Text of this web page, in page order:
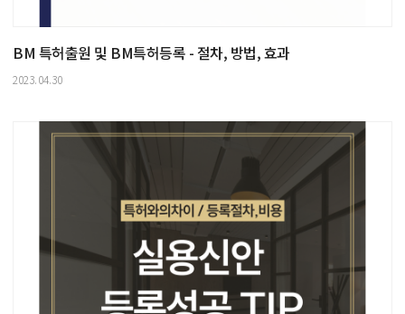
BM 특허출원 및 BM특허등록 - 절차, 방법, 효과
2023.04.30